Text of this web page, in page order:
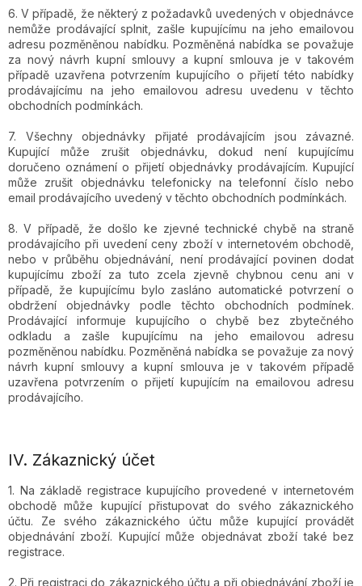
6. V případě, že některý z požadavků uvedených v objednávce
nemůže prodávající splnit, zašle kupujícímu na jeho emailovou
adresu pozměněnou nabídku. Pozměněná nabídka se považuje
za nový návrh kupní smlouvy a kupní smlouva je v takovém
případě uzavřena potvrzením kupujícího o přijetí této nabídky
prodávajícímu na jeho emailovou adresu uvedenu v těchto
obchodních podmínkách.
7. Všechny objednávky přijaté prodávajícím jsou závazné.
Kupující může zrušit objednávku, dokud není kupujícímu
doručeno oznámení o přijetí objednávky prodávajícím. Kupující
může zrušit objednávku telefonicky na telefonní číslo nebo
email prodávajícího uvedený v těchto obchodních podmínkách.
8. V případě, že došlo ke zjevné technické chybě na straně
prodávajícího při uvedení ceny zboží v internetovém obchodě,
nebo v průběhu objednávání, není prodávající povinen dodat
kupujícímu zboží za tuto zcela zjevně chybnou cenu ani v
případě, že kupujícímu bylo zasláno automatické potvrzení o
obdržení objednávky podle těchto obchodních podmínek.
Prodávající informuje kupujícího o chybě bez zbytečného
odkladu a zašle kupujícímu na jeho emailovou adresu
pozměněnou nabídku. Pozměněná nabídka se považuje za nový
návrh kupní smlouvy a kupní smlouva je v takovém případě
uzavřena potvrzením o přijetí kupujícím na emailovou adresu
prodávajícího.
IV. Zákaznický účet
1. Na základě registrace kupujícího provedené v internetovém
obchodě může kupující přistupovat do svého zákaznického
účtu. Ze svého zákaznického účtu může kupující provádět
objednávání zboží. Kupující může objednávat zboží také bez
registrace.
2. Při registraci do zákaznického účtu a při objednávání zboží je